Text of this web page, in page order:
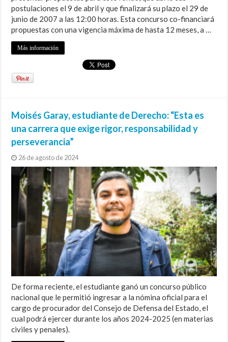
postulaciones el 9 de abril y que finalizará su plazo el 29 de
junio de 2007 a las 12:00 horas. Esta concurso co-financiará
propuestas con una vigencia máxima de hasta 12 meses, a …
Más información
Moisés Garay, estudiante de Derecho: “Esta es
una carrera que exige rigor, responsabilidad y
perseverancia”
26 de agosto de 2024
De forma reciente, el estudiante ganó un concurso público
nacional que le permitió ingresar a la nómina oficial para el
cargo de procurador del Consejo de Defensa del Estado, el
cual podrá ejercer durante los años 2024-2025 (en materias
civiles y penales).